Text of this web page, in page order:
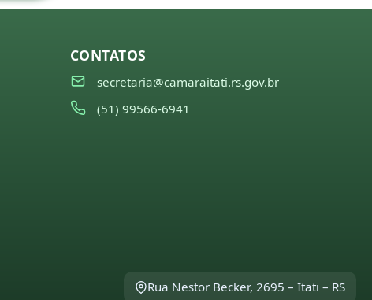
CONTATOS
secretaria@camaraitati.rs.gov.br
(51) 99566-6941
Rua Nestor Becker, 2695 – Itati – RS